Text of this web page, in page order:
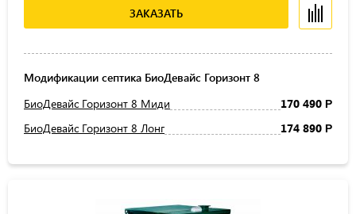
ЗАКАЗАТЬ
Модификации септика БиоДевайс Горизонт 8
БиоДевайс Горизонт 8 Миди
170 490 Р
БиоДевайс Горизонт 8 Лонг 174 890 Р